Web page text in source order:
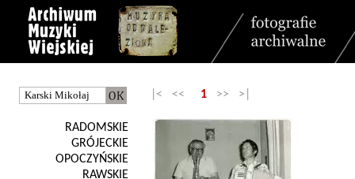
RADOMSKIE
GRÓJECKIE
OPOCZYŃSKIE
RAWSKIE
|< << 1 >> >|